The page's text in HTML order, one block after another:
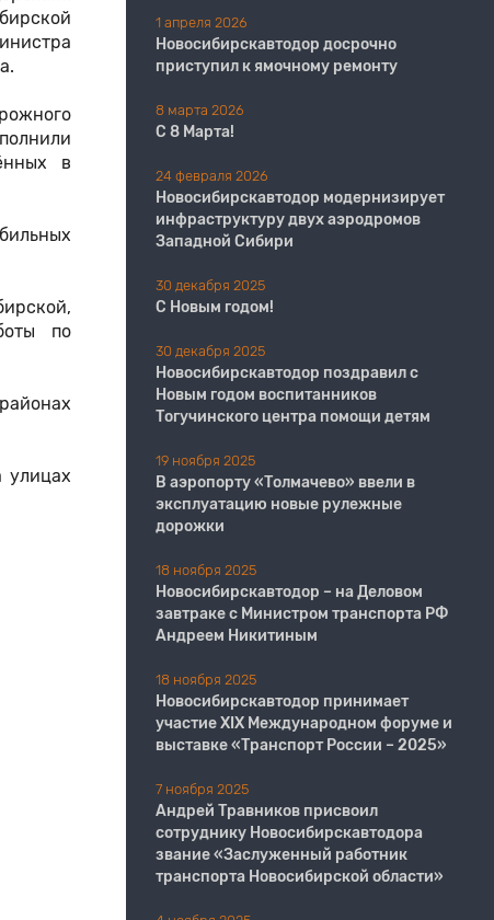
в
по
улицах
1 апреля 2026
Новосибирскавтодор досрочно
приступил к ямочному ремонту
8 марта 2026
С 8 Марта!
24 февраля 2026
Новосибирскавтодор модернизирует
инфраструктуру двух аэродромов
Западной Сибири
30 декабря 2025
С Новым годом!
30 декабря 2025
Новосибирскавтодор поздравил с
Новым годом воспитанников
Тогучинского центра помощи детям
19 ноября 2025
В аэропорту «Толмачево» ввели в
эксплуатацию новые рулежные
дорожки
18 ноября 2025
Новосибирскавтодор – на Деловом
завтраке с Министром транспорта РФ
Андреем Никитиным
18 ноября 2025
Новосибирскавтодор принимает
участие XIX Международном форуме и
выставке «Транспорт России – 2025»
7 ноября 2025
Андрей Травников присвоил
сотруднику Новосибирскавтодора
звание «Заслуженный работник
транспорта Новосибирской области»